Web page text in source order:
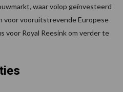
waar volop geïnvesteerd
voor vooruitstrevende Europese
voor Royal Reesink om verder te